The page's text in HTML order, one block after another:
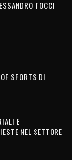
TOCCI
SPORTS DI
E
NEL SETTORE